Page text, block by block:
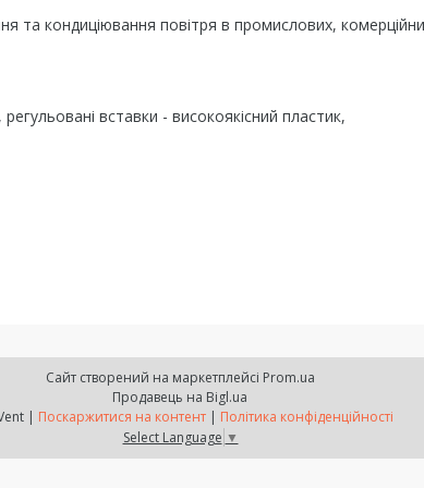
та кондиціювання повітря в промислових,
вставки - високоякісний пластик,
Сайт створений на маркетплейсі Prom.ua
Продавець на Bigl.ua
Easy Vent | Поскаржитися на контент | Політика конфіденційності
Select Language ▼